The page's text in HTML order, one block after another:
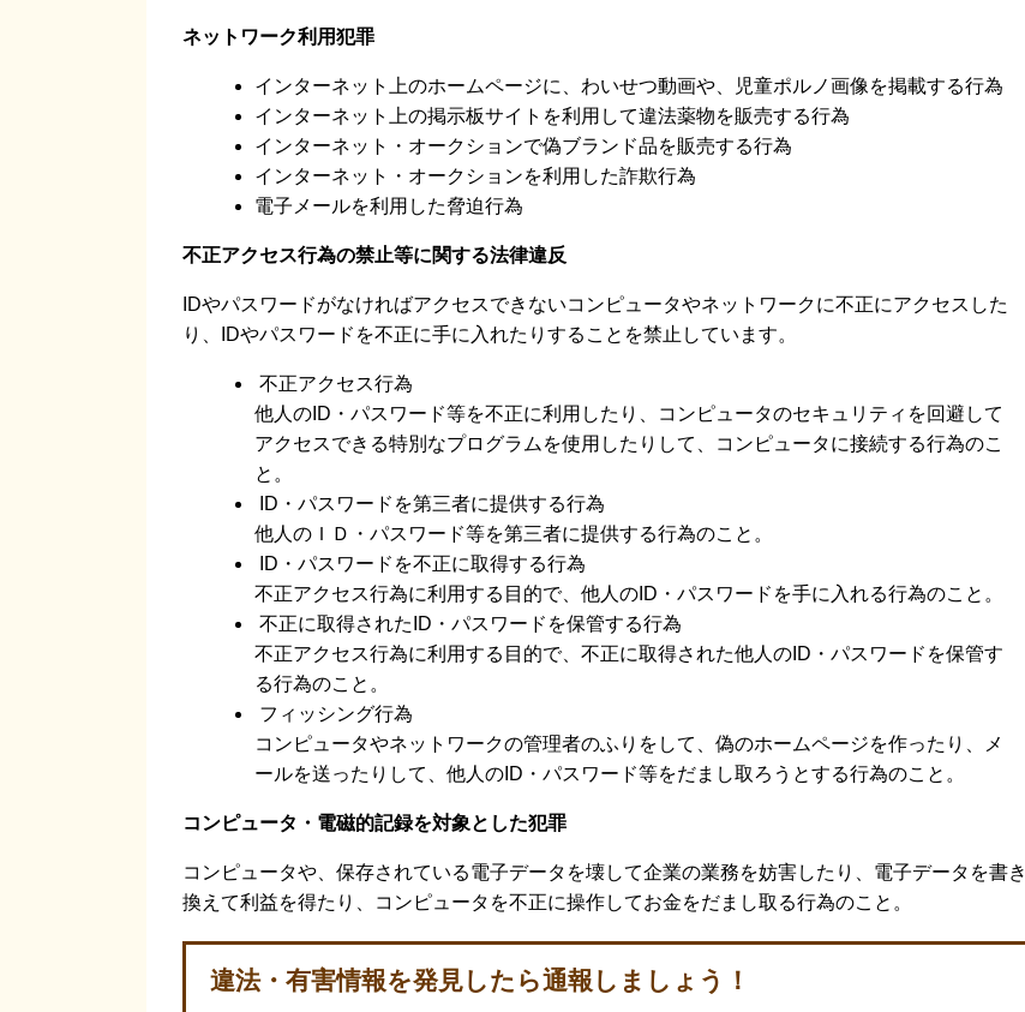
ネットワーク利用犯罪
インターネット上のホームページに、わいせつ動画や、児童ポルノ画像を掲載する行為
インターネット上の掲示板サイトを利用して違法薬物を販売する行為
インターネット・オークションで偽ブランド品を販売する行為
インターネット・オークションを利用した詐欺行為
電子メールを利用した脅迫行為
不正アクセス行為の禁止等に関する法律違反
IDやパスワードがなければアクセスできないコンピュータやネットワークに不正にアクセスした
り、IDやパスワードを不正に手に入れたりすることを禁止しています。
不正アクセス行為
他人のID・パスワード等を不正に利用したり、コンピュータのセキュリティを回避して
アクセスできる特別なプログラムを使用したりして、コンピュータに接続する行為のこ
と。
ID・パスワードを第三者に提供する行為
他人のＩＤ・パスワード等を第三者に提供する行為のこと。
ID・パスワードを不正に取得する行為
不正アクセス行為に利用する目的で、他人のID・パスワードを手に入れる行為のこと。
不正に取得されたID・パスワードを保管する行為
不正アクセス行為に利用する目的で、不正に取得された他人のID・パスワードを保管す
る行為のこと。
フィッシング行為
コンピュータやネットワークの管理者のふりをして、偽のホームページを作ったり、メ
ールを送ったりして、他人のID・パスワード等をだまし取ろうとする行為のこと。
コンピュータ・電磁的記録を対象とした犯罪
コンピュータや、保存されている電子データを壊して企業の業務を妨害したり、電子データを書き
換えて利益を得たり、コンピュータを不正に操作してお金をだまし取る行為のこと。
違法・有害情報を発見したら通報しましょう！